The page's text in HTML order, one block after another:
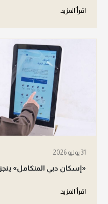
اقرأ المزيد
31 يوليو 2026
«إسكان دبي المتكامل» ينجز 24,764 معاملة
اقرأ المزيد